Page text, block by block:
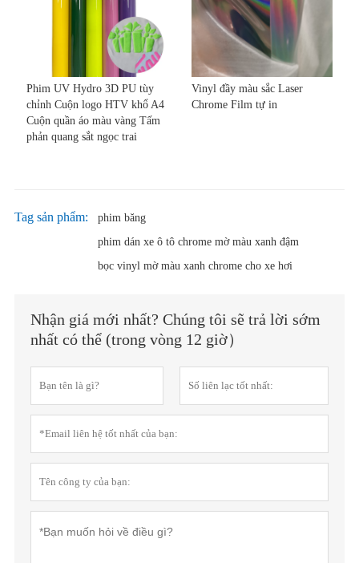
Phim UV Hydro 3D PU tùy
chỉnh Cuộn logo HTV khổ A4
Cuộn quần áo màu vàng Tấm
phản quang sắt ngọc trai
Vinyl đầy màu sắc Laser
Chrome Film tự in
Tag sản phẩm:
phim băng
phim dán xe ô tô chrome mờ màu xanh đậm
bọc vinyl mờ màu xanh chrome cho xe hơi
Nhận giá mới nhất? Chúng tôi sẽ trả lời sớm
nhất có thể (trong vòng 12 giờ）